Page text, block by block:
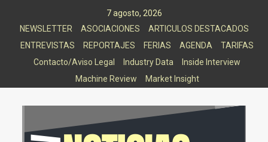
7 agosto, 2026
NEWSLETTER
ASOCIACIONES
ARTICULOS DESTACADOS
ENTREVISTAS
REPORTAJES FERIAS AGENDA
TARIFAS
Contacto/Aviso Legal
Industry Data
Inside Interview
Machine Review
Market Insight